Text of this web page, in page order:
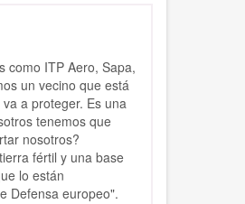
como ITP Aero, Sapa,
un vecino que está
a proteger. Es una
tenemos que
nosotros?
fértil y una base
lo están
Defensa europeo".